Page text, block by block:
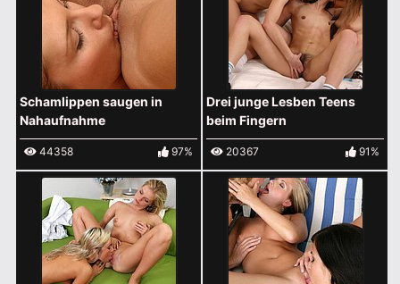
Schamlippen saugen in
Nahaufnahme
44358 97%
Drei junge Lesben Teens
beim Fingern
20367 91%